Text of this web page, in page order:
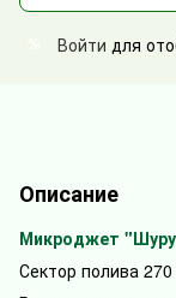
Войти для
Описание
Микроджет
Сектор полива 270